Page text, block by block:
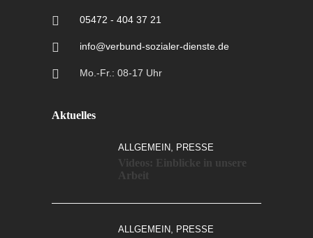
05472 - 404 37 21
info@verbund-sozialer-dienste.de
Mo.-Fr.: 08-17 Uhr
Aktuelles
ALLGEMEIN PRESSE
Videos: Einblicke in unsere
Arbeit
ALLGEMEIN PRESSE